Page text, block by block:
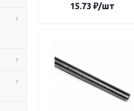
15.73 ₽/шт